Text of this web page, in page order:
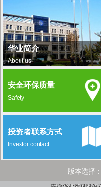
华业简介
About us
安全环保质量
Safety
投资者联系方式
Investor contact
版本选择：